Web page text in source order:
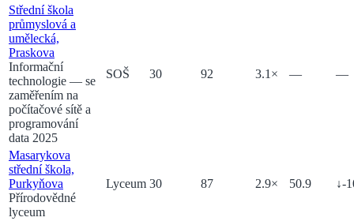
Střední škola
průmyslová a
umělecká,
Praskova
Informační
technologie — se
zaměřením na
počítačové sítě a
programování
data 2025
SOŠ 30 92 3.1 × — —
Masarykova
střední škola,
Purkyňova
Přírodovědné
lyceum
Lyceum 30 87 2.9× 50.9 ↓-